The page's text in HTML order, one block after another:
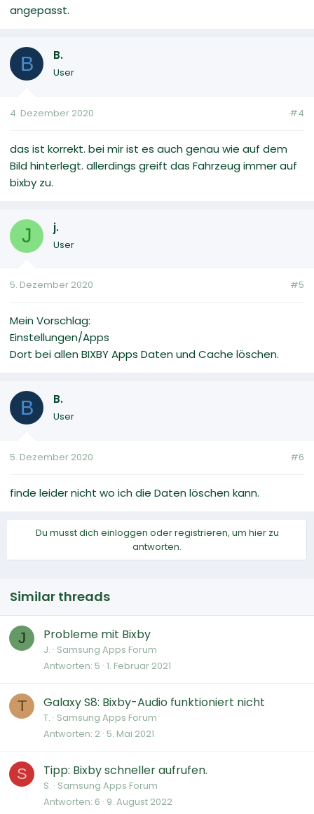
angepasst.
B B.
User
4. Dezember 2020 #4
das ist korrekt. bei mir ist es auch genau wie auf dem
Bild hinterlegt. allerdings greift das Fahrzeug immer auf
bixby zu.
J j.
User
5. Dezember 2020 #5
Mein Vorschlag:
Einstellungen/Apps
Dort bei allen BIXBY Apps Daten und Cache löschen.
B B.
User
5. Dezember 2020 #6
finde leider nicht wo ich die Daten löschen kann.
Du musst dich einloggen oder registrieren, um hier zu
antworten.
Similar threads
J Probleme mit Bixby
J. Samsung Apps Forum
Antworten 5 1. Februar 2021
T Galaxy S8: Bixby-Audio funktioniert nicht
T. Samsung Apps Forum
Antworten 2 5. Mai 2021
S Tipp: Bixby schneller aufrufen.
S. Samsung Apps Forum
Antworten 6 9. August 2022